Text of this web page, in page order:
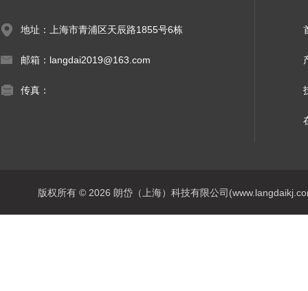
地址：上海市青浦区天辰路1855号6栋
邮箱：langdai2019@163.com
传真：
版权所有 © 2026 朗岱（上海）科技有限公司